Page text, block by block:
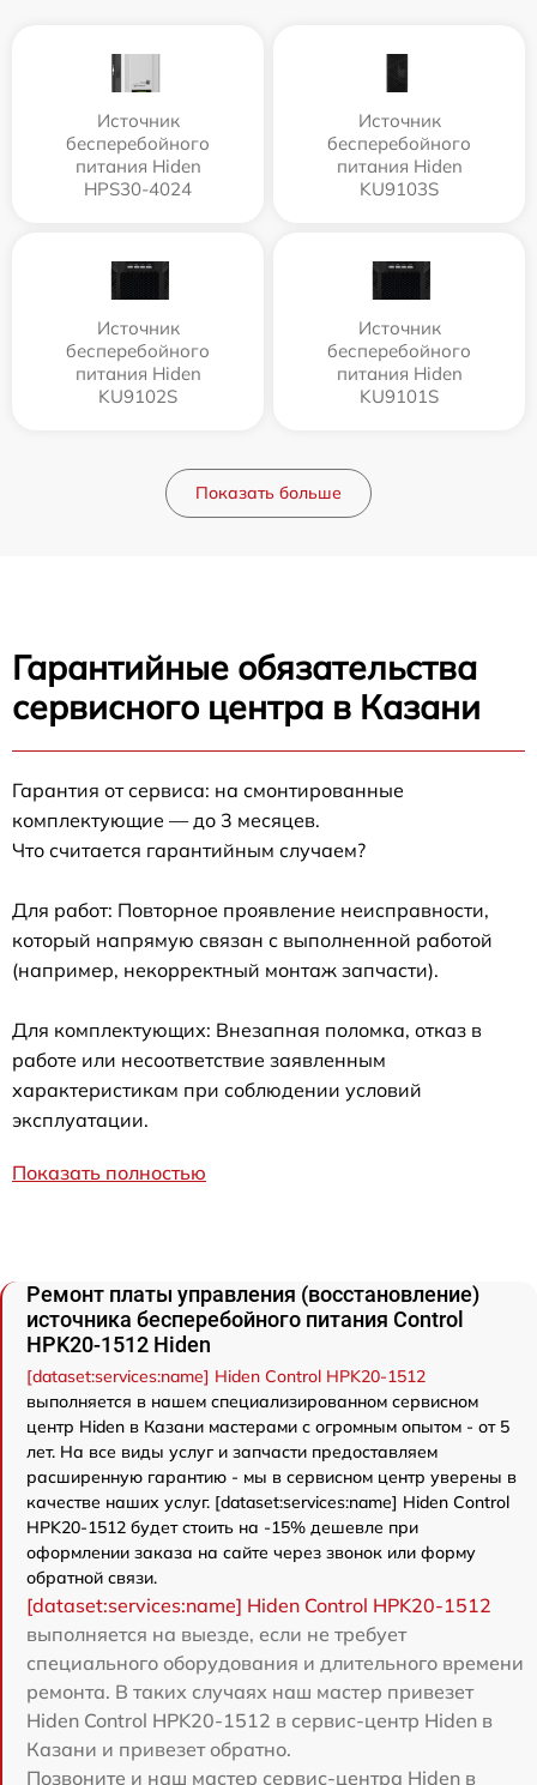
Источник
бесперебойного
питания Hiden
HPS30-4024
Источник
бесперебойного
питания Hiden
KU9103S
Источник
бесперебойного
питания Hiden
KU9102S
Источник
бесперебойного
питания Hiden
KU9101S
Показать больше
Гарантийные обязательства
сервисного центра в Казани
Гарантия от сервиса: на смонтированные
комплектующие — до 3 месяцев.
Что считается гарантийным случаем?
Для работ: Повторное проявление неисправности,
который напрямую связан с выполненной работой
(например, некорректный монтаж запчасти).
Для комплектующих: Внезапная поломка, отказ в
работе или несоответствие заявленным
характеристикам при соблюдении условий
эксплуатации.
Показать полностью
Ремонт платы управления (восстановление)
источника бесперебойного питания Control
HPK20-1512 Hiden
[dataset:services:name] Hiden Control HPK20-1512
выполняется в нашем специализированном сервисном
центр Hiden в Казани мастерами с огромным опытом - от 5
лет. На все виды услуг и запчасти предоставляем
расширенную гарантию - мы в сервисном центр уверены в
качестве наших услуг. [dataset:services:name] Hiden Control
HPK20-1512 будет стоить на -15% дешевле при
оформлении заказа на сайте через звонок или форму
обратной связи.
[dataset:services:name] Hiden Control HPK20-1512
выполняется на выезде, если не требует
специального оборудования и длительного времени
ремонта. В таких случаях наш мастер привезет
Hiden Control HPK20-1512 в сервис-центр Hiden в
Казани и привезет обратно.
Позвоните и наш мастер сервис-центра Hiden в